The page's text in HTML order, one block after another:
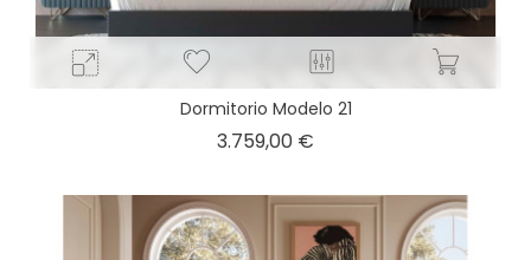
Dormitorio Modelo 21
3.759,00 €